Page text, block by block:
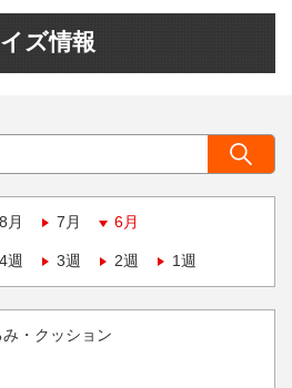
ズ情報
8月 7月 6月
4週 3週 2週 1週
・クッション